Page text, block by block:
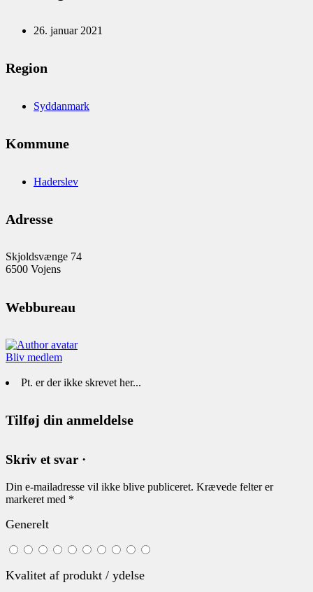
26. januar 2021
Region
Syddanmark
Kommune
Haderslev
Adresse
Skjoldsvænge 74
6500 Vojens
Webbureau
Bliv medlem
Pt. er der ikke skrevet her...
Tilføj din anmeldelse
Skriv et svar ·
Din e-mailadresse vil ikke blive publiceret. Krævede felter er
markeret med *
Generelt
Kvalitet af produkt / ydelse